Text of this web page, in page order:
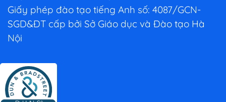
Giấy phép đào tạo tiếng Anh số: 4087/GCN-
SGD&ĐT cấp bởi Sở Giáo dục và Đào tạo Hà
Nội